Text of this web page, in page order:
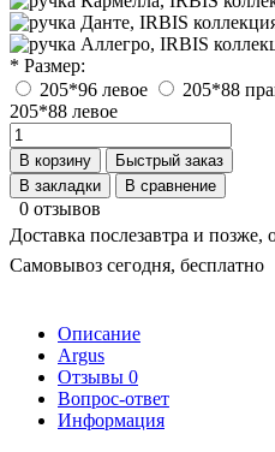
* Размер:
205*96 левое
205*88
205*88 левое
В корзину
Быстрый заказ
В закладки
В сравнение
0 отзывов
Доставка послезавтра и позже,
Самовывоз сегодня, бесплатно
Описание
Argus
Отзывы 0
Вопрос-ответ
Информация